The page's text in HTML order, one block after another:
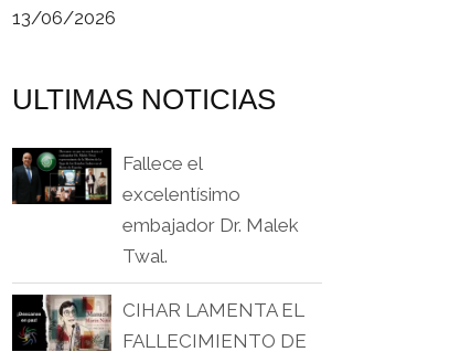
13/06/2026
ULTIMAS NOTICIAS
Fallece el
excelentísimo
embajador Dr. Malek
Twal.
CIHAR LAMENTA EL
FALLECIMIENTO DE